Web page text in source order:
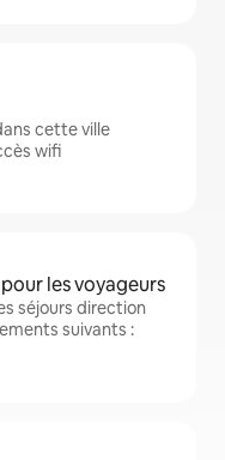
cette ville
wifi
les voyageurs
séjours direction
suivants :